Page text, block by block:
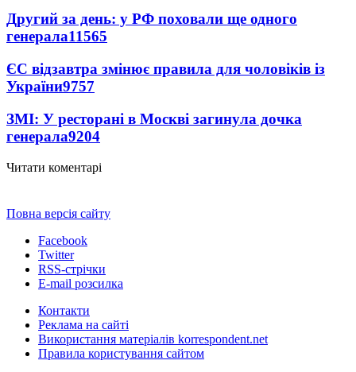
Другий за день: у РФ поховали ще одного
генерала11565
ЄС відзавтра змінює правила для чоловіків із
України9757
ЗМІ: У ресторані в Москві загинула дочка
генерала9204
Читати коментарі
Повна версія сайту
Facebook
Twitter
RSS-стрічки
E-mail розсилка
Контакти
Реклама на сайті
Використання матеріалів korrespondent.net
Правила користування сайтом